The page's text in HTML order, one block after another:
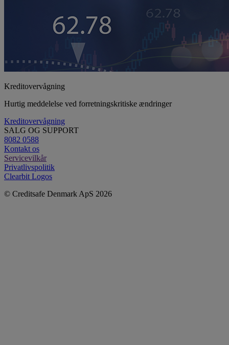
Kreditovervågning
Hurtig meddelelse ved forretningskritiske ændringer
Kreditovervågning
SALG OG SUPPORT
8082 0588
Kontakt os
Servicevilkår
Privatlivspolitik
Clearbit Logos
© Creditsafe Denmark ApS 2026